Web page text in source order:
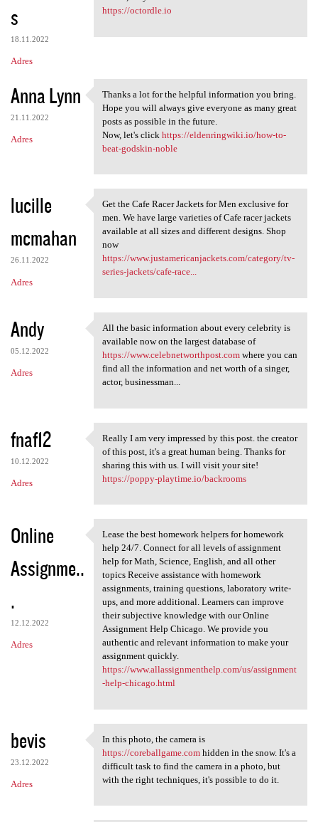
s
18.11.2022
Adres
https://octordle.io
Anna Lynn
21.11.2022
Adres
Thanks a lot for the helpful
Thanks a lot for the helpful information you bring.
Hope you will always give everyone as many great
posts as possible in the future.
Now, let's click https://eldenringwiki.io/how-to-
beat-godskin-noble
lucille
mcmahan
26.11.2022
Adres
Get the Cafe Racer Jackets
Get the Cafe Racer Jackets for Men exclusive for
men. We have large varieties of Cafe racer jackets
available at all sizes and different designs. Shop
now
https://www.justamericanjackets.com/category/tv-
series-jackets/cafe-race...
Andy
05.12.2022
Adres
All the basic information
All the basic information about every celebrity is
available now on the largest database of
https://www.celebnetworthpost.comwhere you can
find all the information and net worth of a singer,
actor, businessman...
fnaf12
10.12.2022
Adres
Really I am very impressed by
Really I am very impressed by this post. the creator
of this post, it's a great human being. Thanks for
sharing this with us. I will visit your site!
https://poppy-playtime.io/backrooms
Online
Assignme..
.
12.12.2022
Adres
Lease the best homework
Lease the best homework helpers for homework
help 24/7. Connect for all levels of assignment
help for Math, Science, English, and all other
topics Receive assistance with homework
assignments, training questions, laboratory write-
ups, and more additional. Learners can improve
their subjective knowledge with our Online
Assignment Help Chicago. We provide you
authentic and relevant information to make your
assignment quickly.
https://www.allassignmenthelp.com/us/assignment
-help-chicago.html
bevis
23.12.2022
Adres
In this photo, the camera is
In this photo, the camera is
https://coreballgame.comhidden in the snow. It's a
difficult task to find the camera in a photo, but
with the right techniques, it's possible to do it.